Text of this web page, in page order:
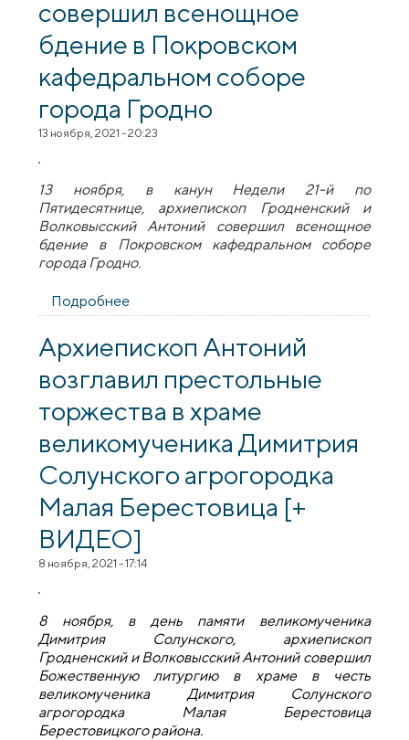
совершил всенощное
бдение в Покровском
кафедральном соборе
города Гродно
13 ноября, 2021 - 20:23
13 ноября, в канун Недели 21-й по
Пятидесятнице, архиепископ Гродненский и
Волковысский Антоний совершил всенощное
бдение в Покровском кафедральном соборе
города Гродно.
Подробнее
архиепископ Антоний совершил
всенощное бдение в Покровском
кафедральном соборе города Гродно
Архиепископ Антоний
возглавил престольные
торжества в храме
великомученика Димитрия
Солунского агрогородка
Малая Берестовица [+
ВИДЕО]
8 ноября, 2021 - 17:14
8 ноября, в день памяти великомученика
Димитрия Солунского, архиепископ
Гродненский и Волковысский Антоний совершил
Божественную литургию в храме в честь
великомученика Димитрия Солунского
агрогородка Малая Берестовица
Берестовицкого района.